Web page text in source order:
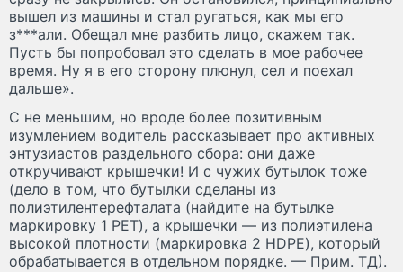
вышел из машины и стал ругаться, как мы его
з***али. Обещал мне разбить лицо, скажем так.
Пусть бы попробовал это сделать в мое рабочее
время. Ну я в его сторону плюнул, сел и поехал
дальше».
С не меньшим, но вроде более позитивным
изумлением водитель рассказывает про активных
энтузиастов раздельного сбора: они даже
откручивают крышечки! И с чужих бутылок тоже
(дело в том, что бутылки сделаны из
полиэтилентерефталата (найдите на бутылке
маркировку 1 PET), а крышечки — из полиэтилена
высокой плотности (маркировка 2 HDPE), который
обрабатывается в отдельном порядке. — Прим. ТД).